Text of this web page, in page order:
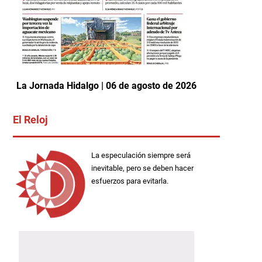
La Jornada Hidalgo | 06 de agosto de 2026
El Reloj
La especulación siempre será
inevitable, pero se deben hacer
esfuerzos para evitarla.